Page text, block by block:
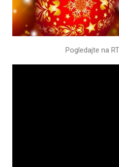
Pogledajte na